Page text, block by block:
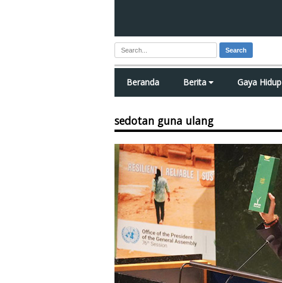
Search
Beranda Berita Gaya Hidup
sedotan guna ulang